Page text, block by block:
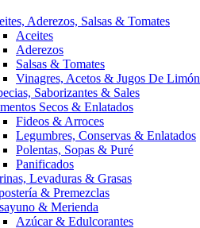
Aderezos, Salsas & Tomates
Aceites
Aderezos
Salsas & Tomates
Vinagres, Acetos & Jugos De Limón
Saborizantes & Sales
Secos & Enlatados
Fideos & Arroces
Legumbres, Conservas & Enlatados
Polentas, Sopas & Puré
Panificados
Levaduras & Grasas
& Premezclas
& Merienda
Azúcar & Edulcorantes